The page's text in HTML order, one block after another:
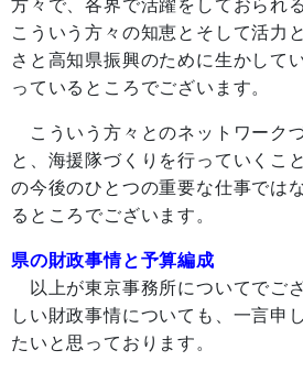
方々で、各界で活躍をしておられ
こういう方々の知恵とそして活力
さと高知県振興のために生かして
っているところでございます。
こういう方々とのネットワーク
と、海援隊づくりを行っていくこ
の今後のひとつの重要な仕事では
るところでございます。
県の財政事情と予算編成
以上が東京事務所についてでご
しい財政事情についても、一言申
たいと思っております。